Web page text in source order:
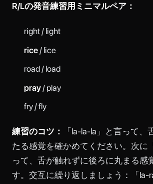
R/Lの発音練習用ミニマルペア：
right / light
rice/ lice
road / load
pray/ play
fry / fly
練習のコツ：
「la-la-la」と言って、
たる感覚を確かめてください。次に
って、舌が触れずに後ろに丸まる感
す。交互に繰り返しましょう：「la-